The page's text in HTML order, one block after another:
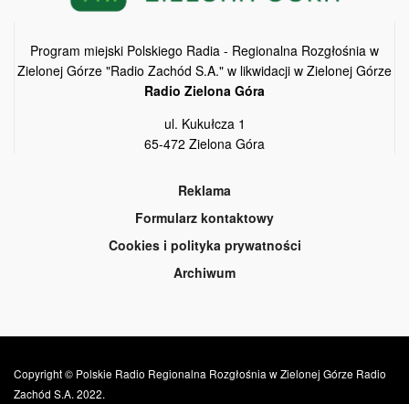
Program miejski Polskiego Radia - Regionalna Rozgłośnia w
Zielonej Górze "Radio Zachód S.A." w likwidacji w Zielonej Górze
Radio Zielona Góra
ul. Kukułcza 1
65-472 Zielona Góra
Reklama
Formularz kontaktowy
Cookies i polityka prywatności
Archiwum
Copyright © Polskie Radio Regionalna Rozgłośnia w Zielonej Górze Radio
Zachód S.A. 2022.